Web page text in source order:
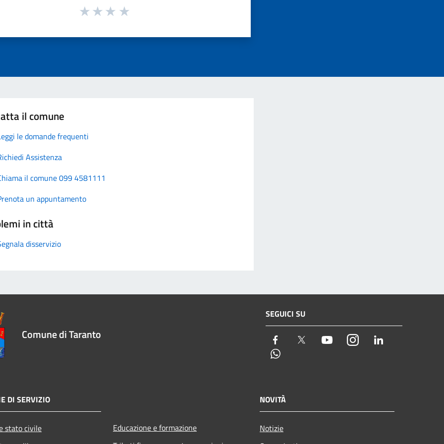
il comune
le domande frequenti
Assistenza
il comune 099 4581111
un appuntamento
in città
disservizio
Comune di Taranto
SEGUICI SU
Facebook Twitter YoutubeInstagram
DI SERVIZIO
stato civile
Educazione e formazione
NOVITÀ
Notizie